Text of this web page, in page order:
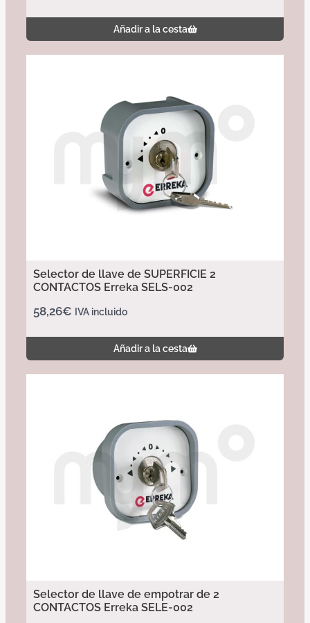
Añadir a la cesta
Selector de llave de SUPERFICIE 2
CONTACTOS Erreka SELS-002
58,26€ IVA incluido
Añadir a la cesta
Selector de llave de empotrar de 2
CONTACTOS Erreka SELE-002